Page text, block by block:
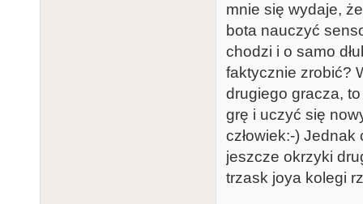
mnie się wydaje,
bota nauczyć
chodzi i o samo
faktycznie zrobić?
drugiego gracza,
grę i uczyć się
człowiek:-)
jeszcze okrzyki
trzask joya kolegi